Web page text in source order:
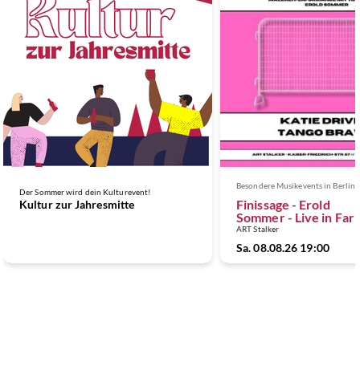
Der Sommer wird dein Kulturevent!
Kultur zur Jahresmitte
Besondere Musikevents in Berlin
Finissage - Erold
Sommer - Live in
ART Stalker
Sa. 08.08.26 19:00